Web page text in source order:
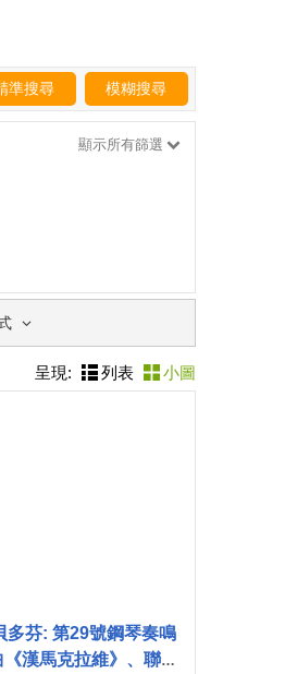
準搜尋 模糊搜尋
顯示所有篩選
呈現: 列表 小圖
多芬: 第29號鋼琴奏鳴
《漢馬克拉維》、聯篇